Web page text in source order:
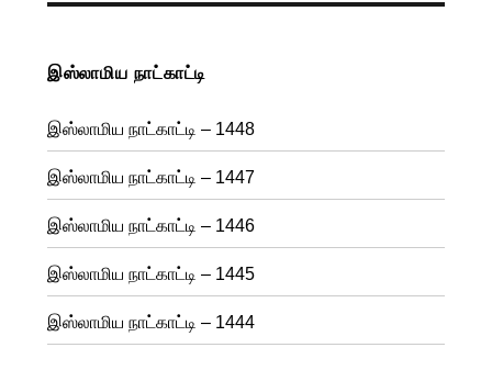
இஸ்லாமிய நாட்காட்டி
இஸ்லாமிய நாட்காட்டி – 1448
இஸ்லாமிய நாட்காட்டி – 1447
இஸ்லாமிய நாட்காட்டி – 1446
இஸ்லாமிய நாட்காட்டி – 1445
இஸ்லாமிய நாட்காட்டி – 1444